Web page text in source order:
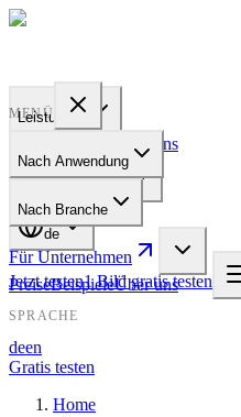
Leistungen
Über uns
de
Jetzt testen1 Bild gratis testen
MENÜ
Nach Anwendung
Nach Branche
Für Unternehmen
PreiseBeispieleÜber uns
SPRACHE
deen
Gratis testen
Home